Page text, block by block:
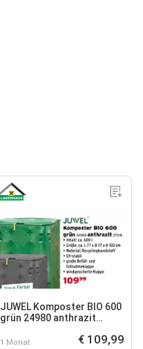
JUWEL Komposter BIO 600
grün 24980 anthrazit
1 Monat € 109,99